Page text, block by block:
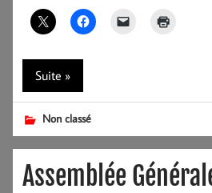
Suite »
Non classé
Assemblée